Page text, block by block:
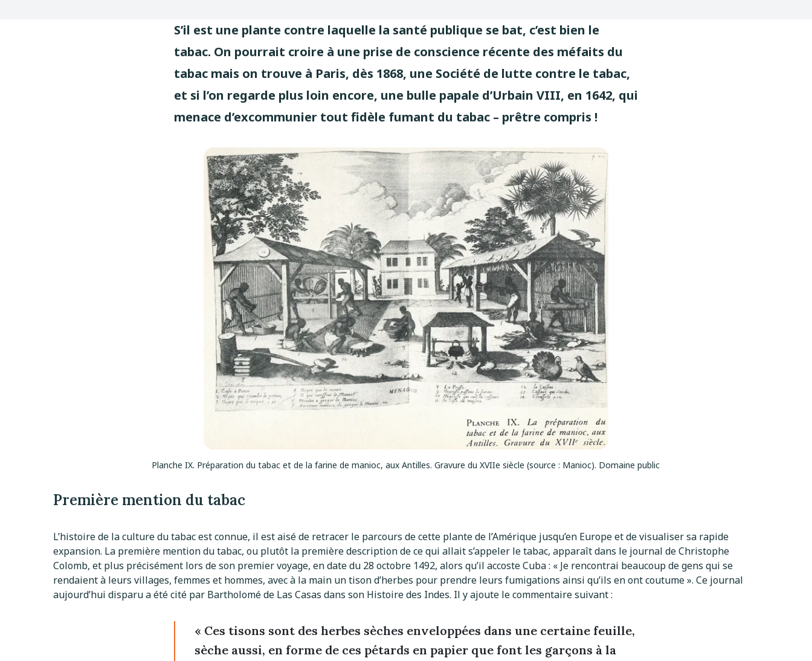
S’il est une plante contre laquelle la santé publique se bat, c’est bien le
tabac. On pourrait croire à une prise de conscience récente des méfaits du
tabac mais on trouve à Paris, dès 1868, une Société de lutte contre le tabac,
et si l’on regarde plus loin encore, une bulle papale d’Urbain VIII, en 1642, qui
menace d’excommunier tout fidèle fumant du tabac – prêtre compris !
Planche IX. Préparation du tabac et de la farine de manioc, aux Antilles. Gravure du XVIIe siècle (source : Manioc). Domaine public
Première mention du tabac
L’histoire de la culture du tabac est connue, il est aisé de retracer le parcours de cette plante de l’Amérique jusqu’en Europe et de visualiser sa rapide
expansion. La première mention du tabac, ou plutôt la première description de ce qui allait s’appeler le tabac, apparaît dans le journal de Christophe
Colomb, et plus précisément lors de son premier voyage, en date du 28 octobre 1492, alors qu’il accoste Cuba : « Je rencontrai beaucoup de gens qui se
rendaient à leurs villages, femmes et hommes, avec à la main un tison d’herbes pour prendre leurs fumigations ainsi qu’ils en ont coutume ». Ce journal
aujourd’hui disparu a été cité par Bartholomé de Las Casas dans son Histoire des Indes. Il y ajoute le commentaire suivant :
« Ces tisons sont des herbes sèches enveloppées dans une certaine feuille,
sèche aussi, en forme de ces pétards en papier que font les garçons à la